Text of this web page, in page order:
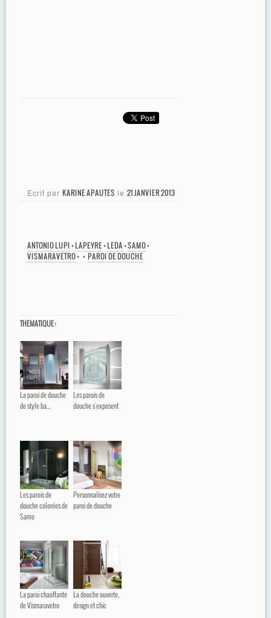
Ecrit par KARINE APAUTES le 21 JANVIER 2013
ANTONIO LUPI•LAPEYRE•LEDA•SAMO•
VISMARAVETRO• • PAROI DE DOUCHE
THEMATIQUE :
La paroi de douche
de style ba...
Les parois de
douche s'exposent
Les parois de
douche colorées de
Samo
Personnalisez votre
paroi de douche
La paroi chauffante
de Vismaravetro
La douche ouverte,
design et chic